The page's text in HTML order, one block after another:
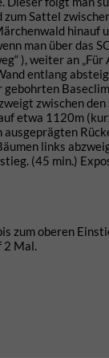
Sattel
hinauf
man über das
), weiter an
entlang
zwischen
etwa 1120m
links
(45 min.)
zum oberen
2 Mal.